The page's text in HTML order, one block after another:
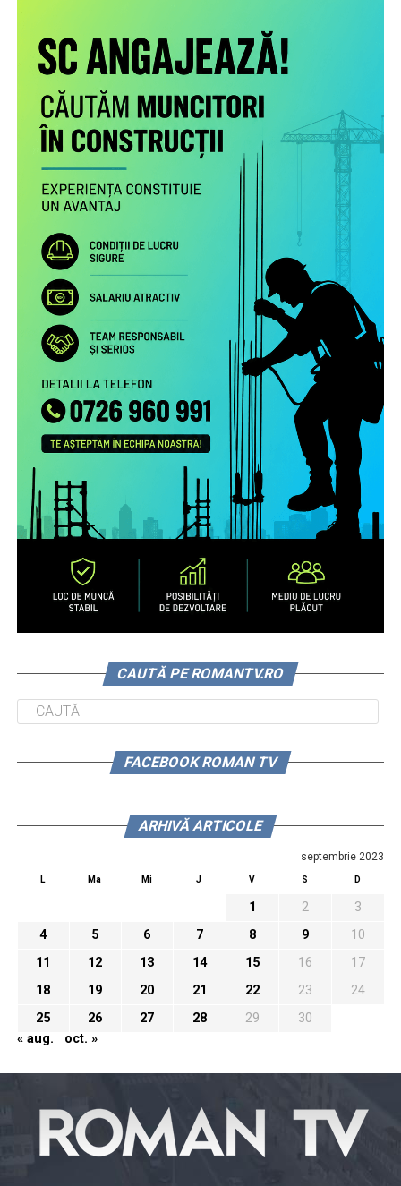
CAUTĂ PE ROMANTV.RO
FACEBOOK ROMAN TV
ARHIVĂ ARTICOLE
septembrie 2023
L Ma Mi J V S D
1 2
3
4
5 6 7 8 9
10
11
12 13 14 15 16
17
18
19 20 21 22 23
24
25
26 27 28 29
30
« aug.
oct. »